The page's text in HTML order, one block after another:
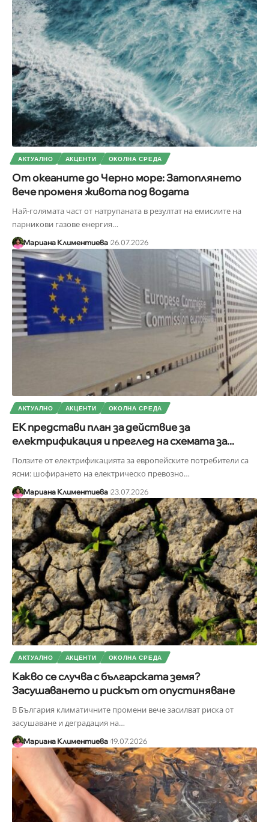
АКТУАЛНО АКЦЕНТИ ОКОЛНА СРЕДА
От океаните до Черно море: Затоплянето
вече променя живота под водата
Най-голямата част от натрупаната в резултат на емисиите на
парникови газове енергия…
Мариана Климентиева 26.07.2026
АКТУАЛНО АКЦЕНТИ ОКОЛНА СРЕДА
ЕК представи план за действие за
електрификация и преглед на схемата за...
Ползите от електрификацията за европейските потребители са
ясни: шофирането на електрическо превозно…
Мариана Климентиева 23.07.2026
АКТУАЛНО АКЦЕНТИ ОКОЛНА СРЕДА
Какво се случва с българската земя?
Засушаването и рискът от опустиняване
В България климатичните промени вече засилват риска от
засушаване и деградация на…
Мариана Климентиева 19.07.2026